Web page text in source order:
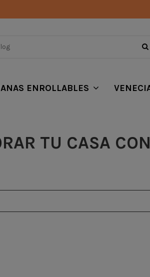
ENROLLABLES
TU CASA CON